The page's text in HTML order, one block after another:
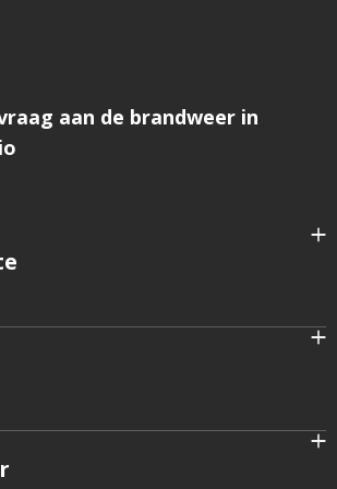
aan de brandweer in